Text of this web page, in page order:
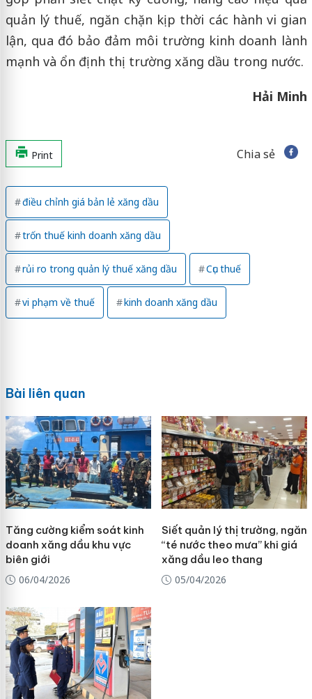
quản lý thuế, ngăn chặn kịp thời các hành vi gian
lận, qua đó bảo đảm môi trường kinh doanh lành
mạnh và ổn định thị trường xăng dầu trong nước.
Hải Minh
Print Chia sẻ
điều chỉnh giá bản lẻ xăng dầu
trốn thuế kinh doanh xăng dầu
rủi ro trong quản lý thuế xăng dầu Cục thuế
vi phạm về thuế kinh doanh xăng dầu
Bài liên quan
Tăng cường kiểm soát kinh
doanh xăng dầu khu vực
biên giới
06/04/2026
Siết quản lý thị trường, ngăn
“té nước theo mưa” khi giá
xăng dầu leo thang
05/04/2026